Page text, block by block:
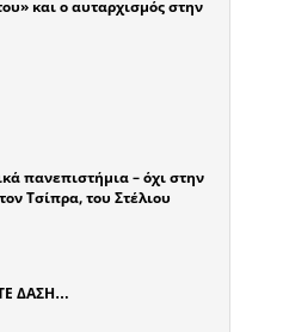
και ο αυταρχισμός στην
πανεπιστήμια – όχι στην
Τσίπρα, του Στέλιου
ΔΑΣΗ…